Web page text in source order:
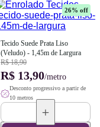
26% off
Tecido Suede Prata Liso
(Veludo) - 1,45m de Largura
R$ 18,90
R$ 13,90/metro
Desconto progressivo a partir de
10 metros